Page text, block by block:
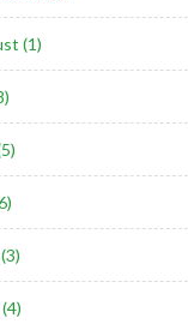
(1)